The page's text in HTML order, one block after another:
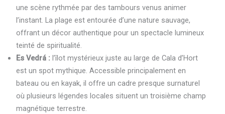
une scène rythmée par des tambours venus animer
l’instant. La plage est entourée d’une nature sauvage,
offrant un décor authentique pour un spectacle lumineux
teinté de spiritualité.
Es Vedrá :l’îlot mystérieux juste au large de Cala d’Hort
est un spot mythique. Accessible principalement en
bateau ou en kayak, il offre un cadre presque surnaturel
où plusieurs légendes locales situent un troisième champ
magnétique terrestre.